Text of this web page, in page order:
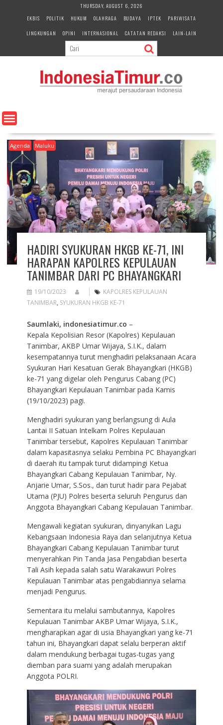
e
n
THURSDAY, AUGUST 6, 2026
EKBIS
POLITIK HUKUM OLAHRAGA BUDAYA IPTEK
PARIWISATA
LINGKUNGAN
OPINI INTERNASIONAL CATATAN REDAKSI LAIN-LAIN
Agenda Maluku
HADIRI SYUKURAN HKGB KE-71, INI
HARAPAN KAPOLRES KEPULAUAN
TANIMBAR DARI PC BHAYANGKARI
19/10/2023
KAPOLRES KEPULAUAN
TANIMBAR, SYUKURAN HKGB KE-71
Saumlaki, indonesiatimur.co –
Kepala Kepolisian Resor (Kapolres) Kepulauan
Tanimbar, AKBP Umar Wijaya, S.I.K., dalam
kesempatannya turut menghadiri pelaksanaan Acara
Syukuran Hari Kesatuan Gerak Bhayangkari (HKGB)
ke-71 yang digelar oleh Pengurus Cabang (PC)
Bhayangkari Kepulauan Tanimbar pada Kamis
(19/10/2023) pagi.
Menghadiri syukuran yang berlangsung di Aula
Lantai II Satuan Intelkam Polres Kepulauan
Tanimbar tersebut, Kapolres Kepulauan Tanimbar
dalam kapasitasnya selaku Pembina PC Bhayangkari
di daerah itu tampak turut didampingi Ketua
Bhayangkari Cabang Kepulauan Tanimbar, Ny.
Anjarie Umar, S.Sos., dan turut hadir para Pejabat
Utama (PJU) Polres beserta seluruh Pengurus dan
Anggota Bhayangkari Cabang Kepulauan Tanimbar.
Mengawali kegiatan syukuran, dinyanyikan Lagu
Kebangsaan Indonesia Raya dan selanjutnya Ketua
Bhayangkari Cabang Kepulauan Tanimbar turut
menyerahkan Pin Tanda Jasa Pengabdian beserta
Tali Asih kepada salah satu Warakawuri Polres
Kepulauan Tanimbar atas pengabdiannya selama
menjadi Pengurus.
Sementara itu melalui sambutannya, Kapolres
Kepulauan Tanimbar AKBP Umar Wijaya, S.I.K.,
mengharapkan agar di usia Bhayangkari yang ke-71
tahun ini, Bhayangkari dapat selalu berperan aktif
dalam mendukung berbagai tugas-tugas yang
diemban para suami yang adalah merupakan
Anggota POLRI.